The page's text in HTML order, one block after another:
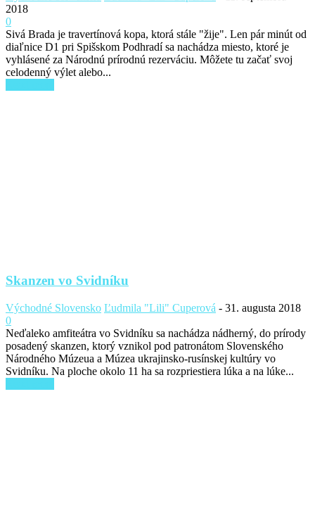
2018
0
Sivá Brada je travertínová kopa, ktorá stále "žije". Len pár minút od
diaľnice D1 pri Spišskom Podhradí sa nachádza miesto, ktoré je
vyhlásené za Národnú prírodnú rezerváciu. Môžete tu začať svoj
celodenný výlet alebo...
Skanzen vo Svidníku
Východné Slovensko Ľudmila "Lili" Cuperová - 31. augusta 2018
0
Neďaleko amfiteátra vo Svidníku sa nachádza nádherný, do prírody
posadený skanzen, ktorý vznikol pod patronátom Slovenského
Národného Múzeua a Múzea ukrajinsko-rusínskej kultúry vo
Svidníku. Na ploche okolo 11 ha sa rozpriestiera lúka a na lúke...